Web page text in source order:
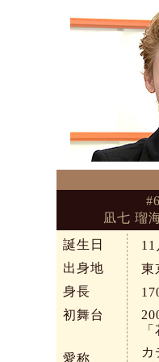
凪七 瑠
誕生日
11
出身地
東
身長
初舞台
愛称
カ